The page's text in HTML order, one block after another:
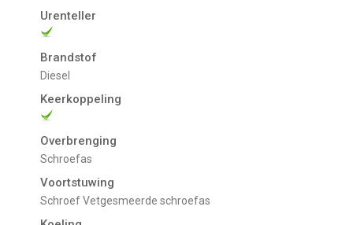
Urenteller
Brandstof
Diesel
Keerkoppeling
Overbrenging
Schroefas
Voortstuwing
schroef Vetgesmeerde schroefas